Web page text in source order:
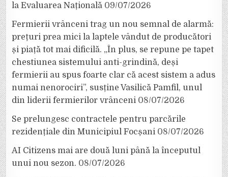
la Evaluarea Națională 09/07/2026
Fermierii vrânceni trag un nou semnal de alarmă:
prețuri prea mici la laptele vândut de producători
și piață tot mai dificilă. „În plus, se repune pe tapet
chestiunea sistemului anti-grindină, deși
fermierii au spus foarte clar că acest sistem a adus
numai nenorociri”, susține Vasilică Pamfil, unul
din liderii fermierilor vrânceni 08/07/2026
Se prelungesc contractele pentru parcările
rezidențiale din Municipiul Focșani 08/07/2026
AI Citizens mai are două luni până la începutul
unui nou sezon. 08/07/2026